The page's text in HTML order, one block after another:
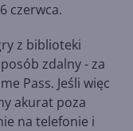
czerwca.
z biblioteki
zdalny - za
Pass. Jeśli więc
akurat poza
na telefonie i